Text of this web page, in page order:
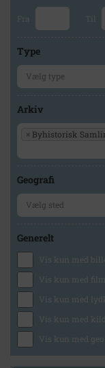
Fra Til
Type
Arkiv
× Byhistorisk
Geografi
Generelt
Vis kun med
Vis kun med
Vis kun med
Vis kun med
Vis kun med